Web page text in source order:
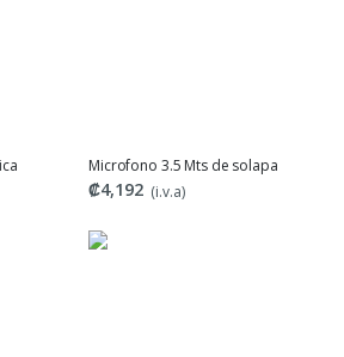
Microfono 3.5 Mts de solapa
₡4,192 (i.v.a)